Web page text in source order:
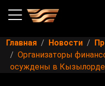
Главная Новости
Организаторы
осуждены в Кызылорде